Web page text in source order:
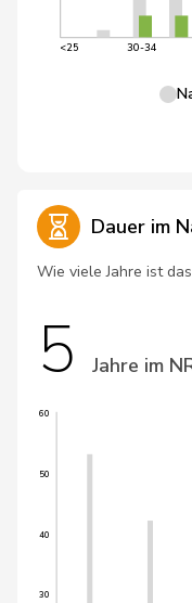
<25 30-34
Dauer im
Wie viele Jahre ist
5 Jahre im
30
40
50
60